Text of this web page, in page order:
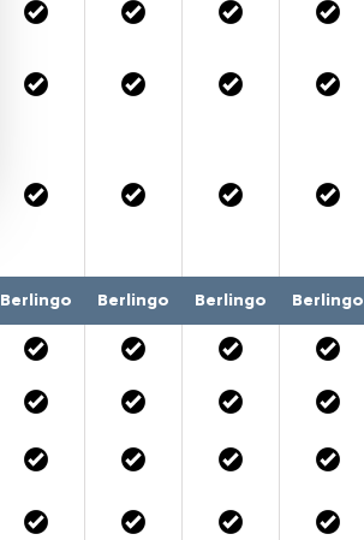
Berlingo Berlingo Berlingo Berlingo